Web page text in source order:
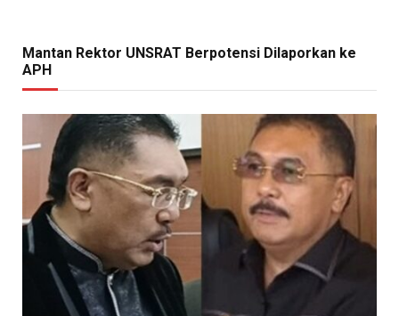
Mantan Rektor UNSRAT Berpotensi Dilaporkan ke
APH